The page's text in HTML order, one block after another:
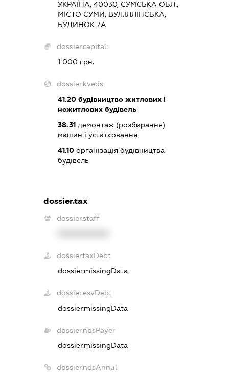
УКРАЇНА, 40030, СУМСЬКА ОБЛ.,
МІСТО СУМИ, ВУЛ.ІЛЛІНСЬКА,
БУДИНОК 7А
dossier.capital:
1 000 грн.
dossier.kveds:
41.20 будівництво житлових і
нежитлових будівель
38.31 демонтаж (розбирання)
машин і устатковання
41.10 організація будівництва
будівель
dossier.tax
dossier.staff
dossier.taxDebt
dossier.missingData
dossier.esvDebt
dossier.missingData
dossier.ndsPayer
dossier.missingData
dossier.ndsAnnul